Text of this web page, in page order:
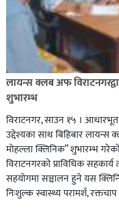
लायन्स क्लब अफ
शुभारम्भ
विराटनगर, साउन १५ ।
उद्देश्यका साथ बिहिबार
मोहल्ला क्लिनिक” शुभारम्भ
विराटनगरको प्राविधिक
सहयोगमा सञ्चालन हुने यस
निःशुल्क स्वास्थ्य परामर्श,